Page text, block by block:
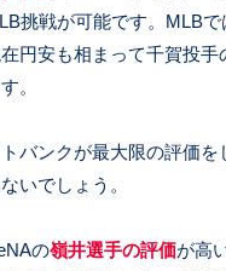
挑戦が可能です。MLB
円安も相まって千賀投手
。
バンクが最大限の評価を
いでしょう。
の嶺井選手の評価が高